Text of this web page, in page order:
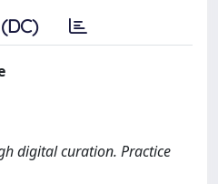
digital curation. Practice